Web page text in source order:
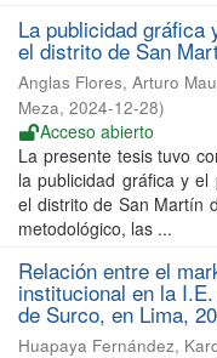
La publicidad gráfica
el distrito de San
Anglas Flores, Arturo
Meza, 2024-12-28)
Acceso abierto
La presente tesis tuvo
la publicidad gráfica y
el distrito de San Martín
metodológico, las ...
Relación entre el
institucional en la
de Surco, en Lima,
Huapaya Fernández,